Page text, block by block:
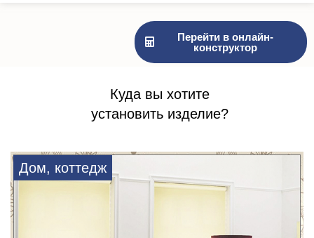
Перейти в онлайн-
конструктор
Куда вы хотите
установить изделие?
Дом, коттедж